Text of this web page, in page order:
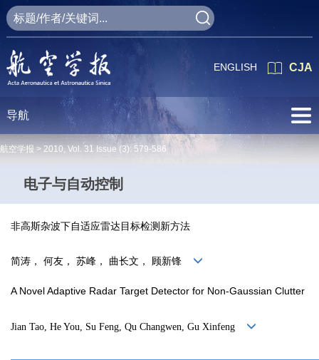
CJA
ENGLISH
导航
航空学报 > 2010, Vol. 31 Issue (3): 579-586
电子与自动控制
非高斯杂波下自适应雷达目标检测新方法
简涛， 何友， 苏峰， 曲长文， 顾新锋
A Novel Adaptive Radar Target Detector for Non-Gaussian Clutter
Jian Tao, He You, Su Feng, Qu Changwen, Gu Xinfeng